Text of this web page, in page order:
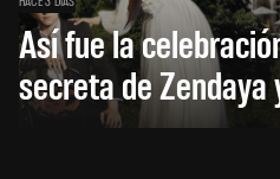
Así fue la
secreta de Zendaya